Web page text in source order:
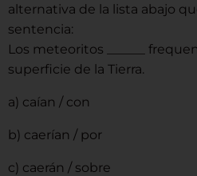
alternativa de la lista abajo
sentencia:
Los meteoritos ______
superficie de la Tierra.
a) caían / con
b) caerían / por
c) caerán / sobre